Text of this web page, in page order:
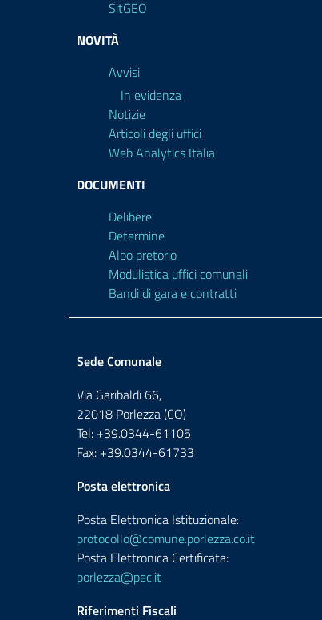
SitGEO
NOVITÀ
Avvisi
In evidenza
Notizie
Articoli degli uffici
Web Analytics Italia
DOCUMENTI
Delibere
Determine
Albo pretorio
Modulistica uffici comunali
Bandi di gara e contratti
Sede Comunale
Via Garibaldi 66,
22018 Porlezza (CO)
Tel: +39.0344-61105
Fax: +39.0344-61733
Posta elettronica
Posta Elettronica Istituzionale:
protocollo@comune.porlezza.co.it
Posta Elettronica Certificata:
porlezza@pec.it
Riferimenti Fiscali